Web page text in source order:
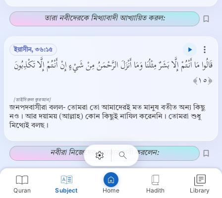
Quran Subject Home Hadith Library
তারা নবীদেরকে মিথ্যাবাদী আখ্যায়িত করল:
ইয়াসীন, ৩৬:১৫
قَالُوا مَا أَنْتُمْ إِلَّا بَشَرٌ مِثْلُنَا وَمَا أَنْزَلَ الرَّحْمَنُ مِنْ شَيْءٍ إِنْ أَنْتُمْ إِلَّا تَكْذِبُونَ
﴿١٥﴾
জনপদবাসীরা বলল- তোমরা তো আমাদেরই মত মানুষ বতীত অন্য কিছু
নও। আর দয়াময় (আল্লাহ) কোন কিছুই নাযিল করেননি। তোমরা শুধু
মিথ্যেই বলছ।
[তাইসিরুল কুরআন]
নবীরা নিজেদের সত্যতার দাবী করলেন:
ইয়াসীন, ৩৬:১৬
Copy